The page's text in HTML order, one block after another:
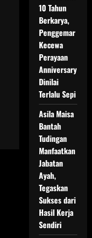
10 Tahun
Berkarya,
Penggemar
Kecewa
Perayaan
Anniversary
Dinilai
Terlalu Sepi
Asila Maisa
Bantah
Tudingan
Manfaatkan
Jabatan
Ayah,
Tegaskan
Sukses dari
Hasil Kerja
Sendiri